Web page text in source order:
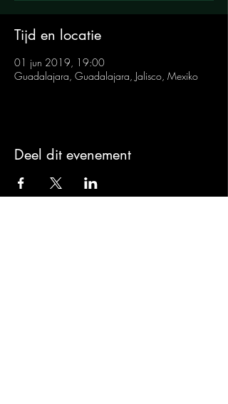
Tijd en locatie
01 jun 2019, 19:00
Guadalajara, Guadalajara, Jalisco, Mexiko
Deel dit evenement